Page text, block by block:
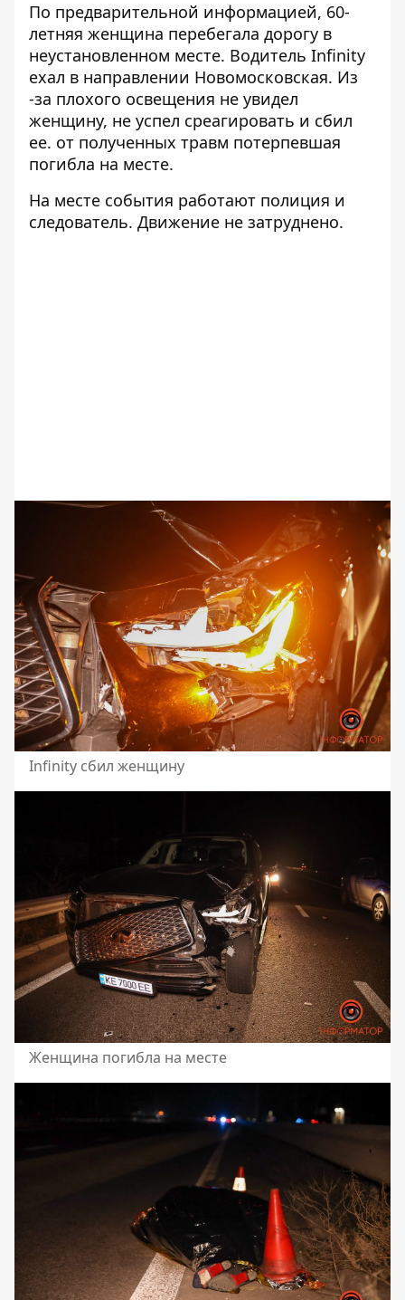
По предварительной информацией, 60-
летняя женщина перебегала дорогу в
неустановленном месте. Водитель Infinity
ехал в направлении Новомосковская. Из
-за плохого освещения не увидел
женщину, не успел среагировать и сбил
ее. от полученных травм потерпевшая
погибла на месте.
На месте события работают полиция и
следователь. Движение не затруднено.
Infinity сбил женщину
Женщина погибла на месте